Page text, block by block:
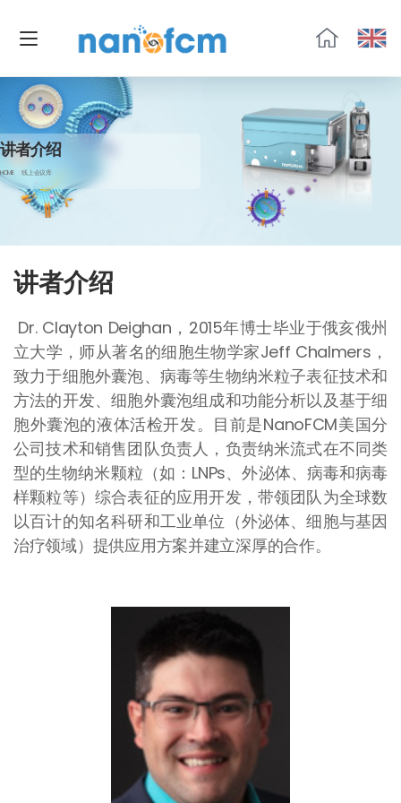
流
讲者介绍
HOME 线上会议库
讲者介绍
Dr. Clayton Deighan，2015年博士毕业于俄亥俄州
立大学，师从著名的细胞生物学家Jeff Chalmers，
致力于细胞外囊泡、病毒等生物纳米粒子表征技术和
方法的开发、细胞外囊泡组成和功能分析以及基于细
胞外囊泡的液体活检开发。目前是NanoFCM美国分
公司技术和销售团队负责人，负责纳米流式在不同类
型的生物纳米颗粒（如：LNPs、外泌体、病毒和病毒
样颗粒等）综合表征的应用开发，带领团队为全球数
以百计的知名科研和工业单位（外泌体、细胞与基因
治疗领域）提供应用方案并建立深厚的合作。